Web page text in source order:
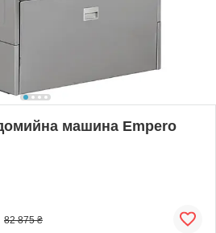
машина Empero
82 875 ₴